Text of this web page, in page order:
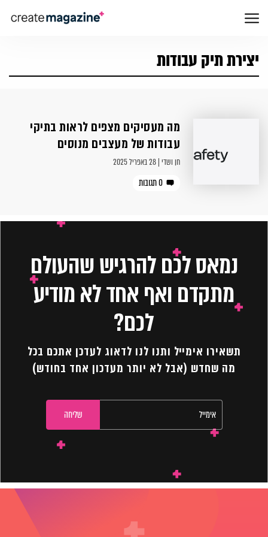
יצירת תיק עבודות
מה מעסיקים מצפים לראות בתיקי
עבודות של מעצבים מנוסים
חן ושדי | 28 באפריל 2025
0 תגובות
נמאס לכם להרגיש שהעולם
מתקדם ואף אחד לא מודיע
לכם?
תשאירו אימייל ותנו לנו לדאוג לעדכן אתכם בכל
מה שחדש (אבל לא יותר מעדכון אחד בחודש)